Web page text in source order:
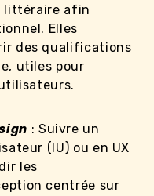
littéraire afin
Elles
des qualifications
utiles pour
: Suivre un
(IU) ou en UX
les
centrée sur